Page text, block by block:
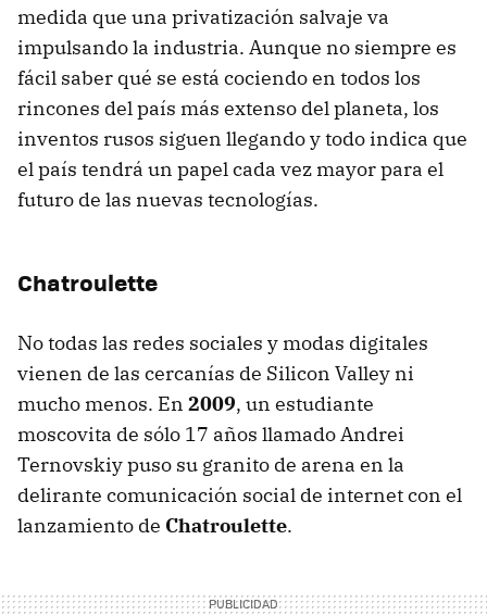
medida que una privatización salvaje va
impulsando la industria. Aunque no siempre es
fácil saber qué se está cociendo en todos los
rincones del país más extenso del planeta, los
inventos rusos siguen llegando y todo indica que
el país tendrá un papel cada vez mayor para el
futuro de las nuevas tecnologías.
Chatroulette
No todas las redes sociales y modas digitales
vienen de las cercanías de Silicon Valley ni
mucho menos. En 2009, un estudiante
moscovita de sólo 17 años llamado Andrei
Ternovskiy puso su granito de arena en la
delirante comunicación social de internet con el
lanzamiento de Chatroulette.